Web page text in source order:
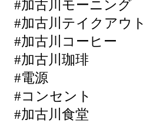
#加古川モーニング
#加古川テイクアウト
#加古川コーヒー
#加古川珈琲
#電源
#コンセント
#加古川食堂